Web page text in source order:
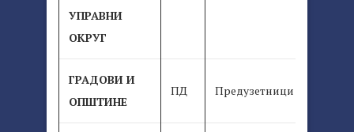
УПРАВНИ
ОКРУГ
ГРАДОВИ И
ОПШТИНЕ
ПД Предузетници